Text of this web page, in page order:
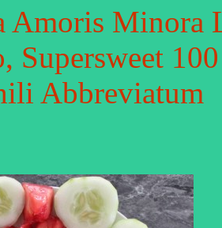
Amoris Minora
Supersweet
Abbreviatum